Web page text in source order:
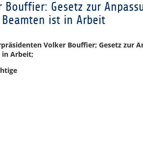
Gesetz zur
ist in Arbeit
Volker Bouffier; Gesetz zur
in Arbeit;